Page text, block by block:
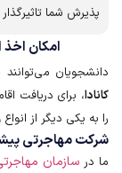
پذیرش شما
امکان
دانشجویان
کانادا، برای دریافت
را به یکی دیگر از
شرکت مهاجرتی
ما در سازمان